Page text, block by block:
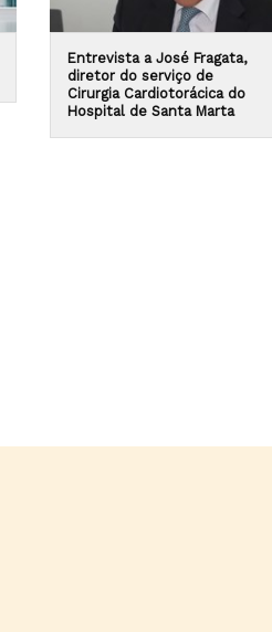
Entrevista a José Fragata,
diretor do serviço de
Cirurgia Cardiotorácica do
Hospital de Santa Marta